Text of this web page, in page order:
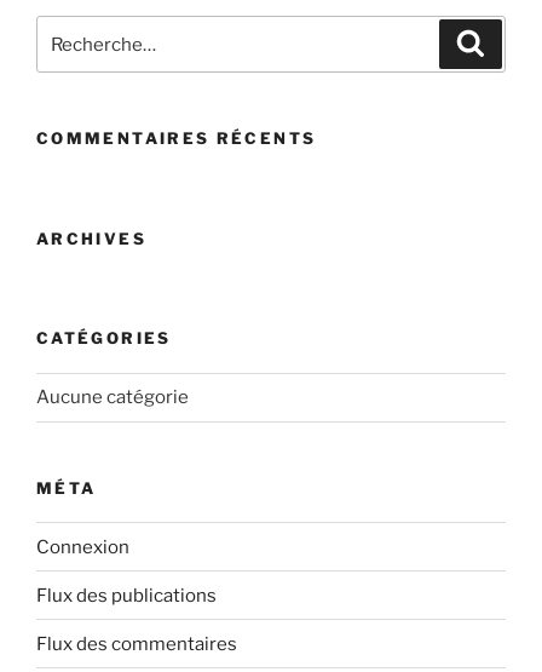
pour
COMMENTAIRES RÉCENTS
ARCHIVES
CATÉGORIES
Aucune catégorie
MÉTA
Connexion
Flux des publications
Flux des commentaires